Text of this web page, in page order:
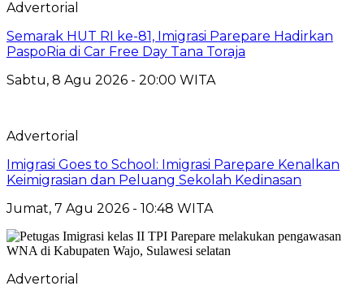
Advertorial
Semarak HUT RI ke-81, Imigrasi Parepare Hadirkan
PaspoRia di Car Free Day Tana Toraja
Sabtu, 8 Agu 2026 - 20:00 WITA
Advertorial
Imigrasi Goes to School: Imigrasi Parepare Kenalkan
Keimigrasian dan Peluang Sekolah Kedinasan
Jumat, 7 Agu 2026 - 10:48 WITA
Advertorial